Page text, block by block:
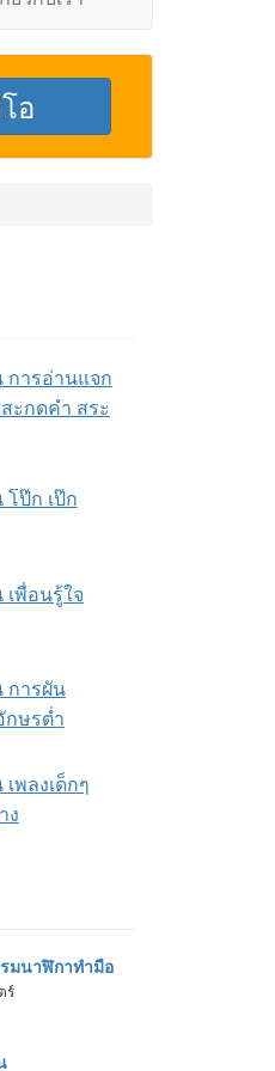
การอ่านแจก
ะกดคำ สระ
ป๊ก เป๊ก
พื่อนรู้ใจ
การผัน
กษรต่ำ
พลงเด็กๆ
ง
มนาฬิกาทำมือ
ร์